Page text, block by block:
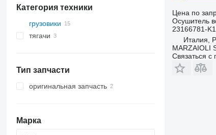
Категория техники
грузовики
тягачи
Тип запчасти
оригинальная запчасть
Марка
Цена по
Осушитель
23166781-
Италия,
MARZAIOLI
Связаться с